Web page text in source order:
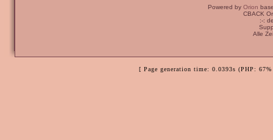
Powered by Orion
CBACK
:-:
Alle
[ Page generation time: 0.0393s (PHP: